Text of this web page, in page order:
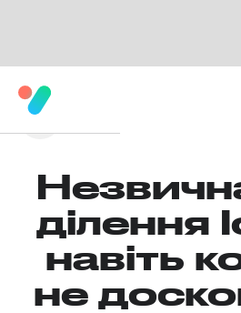
ділення
навіть
не